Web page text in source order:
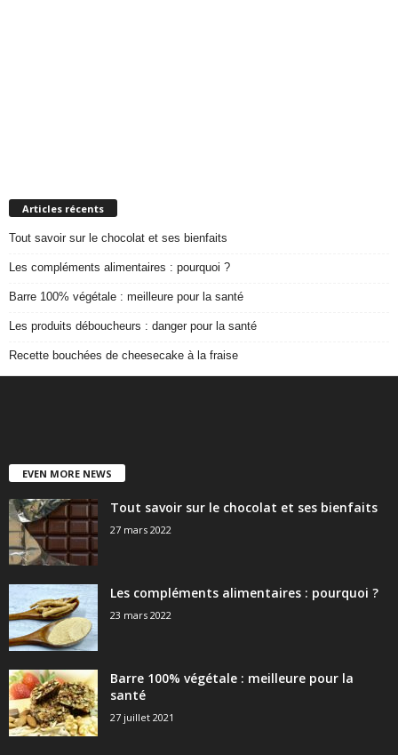
Articles récents
Tout savoir sur le chocolat et ses bienfaits
Les compléments alimentaires : pourquoi ?
Barre 100% végétale : meilleure pour la santé
Les produits déboucheurs : danger pour la santé
Recette bouchées de cheesecake à la fraise
EVEN MORE NEWS
Tout savoir sur le chocolat et ses bienfaits
27 mars 2022
Les compléments alimentaires : pourquoi ?
23 mars 2022
Barre 100% végétale : meilleure pour la
santé
27 juillet 2021